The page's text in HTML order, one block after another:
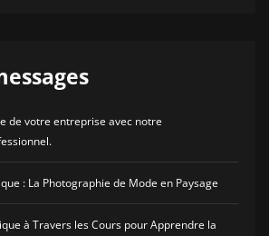
de votre entreprise avec notre
: La Photographie de Mode en Paysage
à Travers les Cours pour Apprendre la